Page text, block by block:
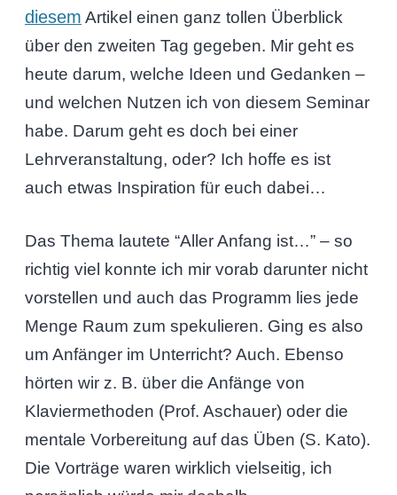
diesem Artikel einen ganz tollen Überblick
über den zweiten Tag gegeben. Mir geht es
heute darum, welche Ideen und Gedanken –
und welchen Nutzen ich von diesem Seminar
habe. Darum geht es doch bei einer
Lehrveranstaltung, oder? Ich hoffe es ist
auch etwas Inspiration für euch dabei…
Das Thema lautete “Aller Anfang ist…” – so
richtig viel konnte ich mir vorab darunter nicht
vorstellen und auch das Programm lies jede
Menge Raum zum spekulieren. Ging es also
um Anfänger im Unterricht? Auch. Ebenso
hörten wir z. B. über die Anfänge von
Klaviermethoden (Prof. Aschauer) oder die
mentale Vorbereitung auf das Üben (S. Kato).
Die Vorträge waren wirklich vielseitig, ich